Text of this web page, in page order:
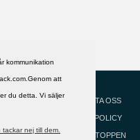
kommunikation
att
du detta. Vi säljer
nej till dem.
HJÄLP
KONTAKTA OSS
COOKIEPOLICY
GÅ TILL TOPPEN